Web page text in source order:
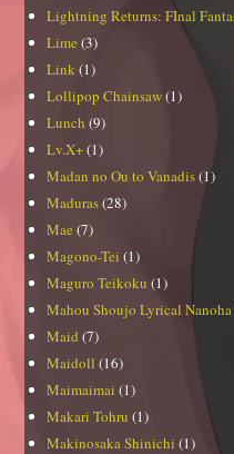
Lightning Returns: FInal
Lime (3)
Link (1)
Lollipop Chainsaw(1)
Lunch (9)
Lv.X+(1)
Madan no Ou to Vanadis(1)
Maduras(28)
Mae (7)
Magono-Tei (1)
Maguro Teikoku (1)
Mahou Shoujo Lyrical Nanoha
Maid (7)
Maidoll (16)
Maimaimai (1)
Makari Tohru (1)
Makinosaka Shinichi (1)